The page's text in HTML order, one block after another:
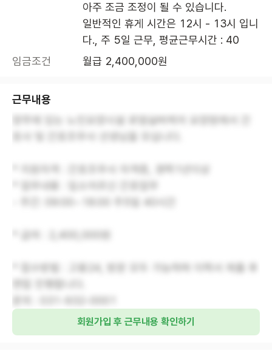
아주 조금 조정이 될 수 있습니다.
일반적인 휴게 시간은 12시 - 13시 입니
다., 주 5일 근무, 평균근무시간 : 40
임금조건
월급 2,400,000원
근무내용
양주에 있는 노인요양시설 로뎀실버케어 요양원에서 간
회원가입 후 근무내용 확인하기